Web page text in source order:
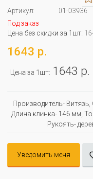
Артикул:
01-03936
Под заказ
Цена без скидки за 1шт:
1643 р.
Цена за 1шт: 1643 р.
Производитель-
Длина клинка- 146 мм,
Рукоять-
Уведомить меня